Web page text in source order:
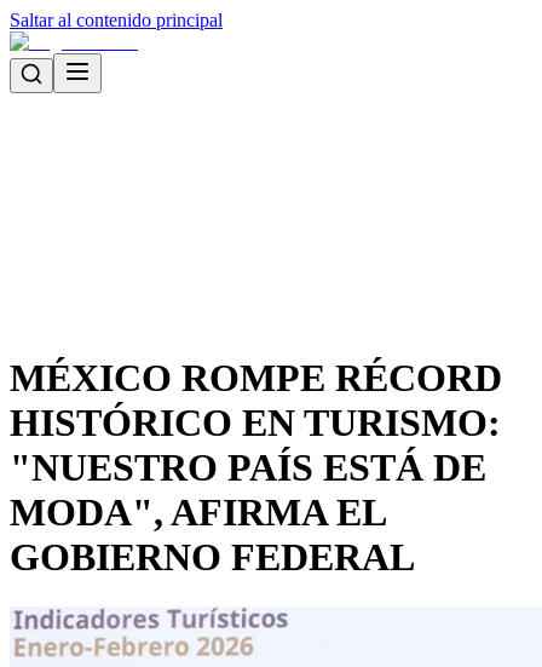
Saltar al contenido principal
MÉXICO ROMPE RÉCORD
HISTÓRICO EN TURISMO:
"NUESTRO PAÍS ESTÁ DE
MODA", AFIRMA EL
GOBIERNO FEDERAL